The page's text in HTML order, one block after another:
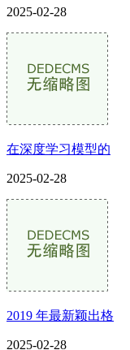
2025-02-28
在深度学习模型的
2025-02-28
2019 年最新颖出格
2025-02-28